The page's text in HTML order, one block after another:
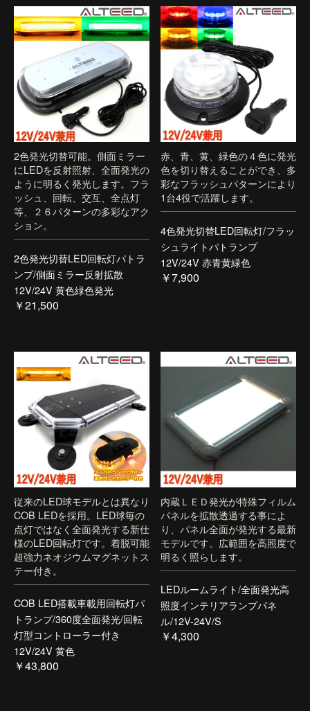
2色発光切替可能。側面ミラー
にLEDを反射照射、全面発光の
ように明るく発光します。フラ
ッシュ、回転、交互、全点灯
等、２６パターンの多彩なアク
ション。
2色発光切替LED回転灯パトラ
ンプ/側面ミラー反射拡散
12V/24V 黄色緑色発光
￥21,500
赤、青、黄、緑色の４色に発光
色を切り替えることができ、多
彩なフラッシュパターンにより
1台4役で活躍します。
4色発光切替LED回転灯/フラッ
シュライトパトランプ
12V/24V 赤青黄緑色
￥7,900
従来のLED球モデルとは異なり
COB LEDを採用。LED球毎の
点灯ではなく全面発光する新仕
様のLED回転灯です。着脱可能
超強力ネオジウムマグネットス
テー付き。
COB LED搭載車載用回転灯パ
トランプ/360度全面発光/回転
灯型コントローラー付き
12V/24V 黄色
￥43,800
内蔵ＬＥＤ発光が特殊フィルム
パネルを拡散透過する事によ
り、パネル全面が発光する最新
モデルです。広範囲を高照度で
明るく照らします。
LEDルームライト/全面発光高
照度インテリアランプパネ
ル/12V-24V/S
￥4,300